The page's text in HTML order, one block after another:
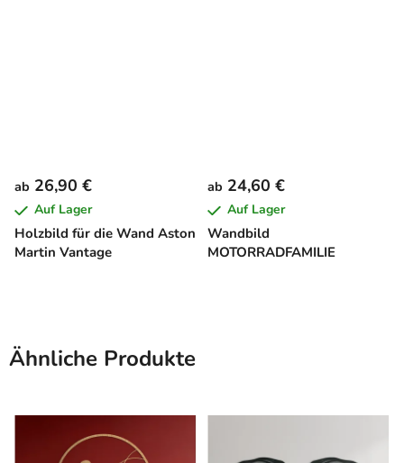
Holzbild für die Wand Aston
Martin Vantage
ab 26,90 €
Auf Lager
Wandbild
MOTORRADFAMILIE
ab 24,60 €
Auf Lager
Ähnliche Produkte